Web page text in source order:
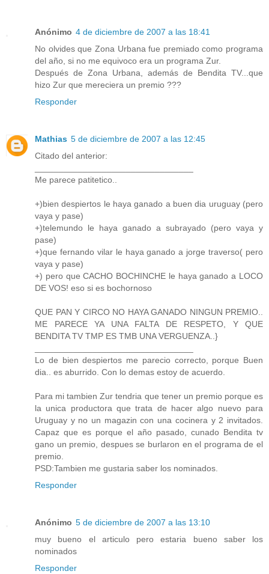
Anónimo 4 de diciembre de 2007 a las 18:41
No olvides que Zona Urbana fue premiado como programa
del año, si no me equivoco era un programa Zur.
Después de Zona Urbana, además de Bendita TV...que
hizo Zur que mereciera un premio ???
Responder
Mathias 5 de diciembre de 2007 a las 12:45
Citado del anterior:
Me parece patitetico..
+)bien despiertos le haya ganado a buen dia uruguay (pero
vaya y pase)
+)telemundo le haya ganado a subrayado (pero vaya y
pase)
+)que fernando vilar le haya ganado a jorge traverso( pero
vaya y pase)
+) pero que CACHO BOCHINCHE le haya ganado a LOCO
DE VOS! eso si es bochornoso
QUE PAN Y CIRCO NO HAYA GANADO NINGUN PREMIO..
ME PARECE YA UNA FALTA DE RESPETO, Y QUE
BENDITA TV TMP ES TMB UNA VERGUENZA..}
Lo de bien despiertos me parecio correcto, porque Buen
dia.. es aburrido. Con lo demas estoy de acuerdo.
Para mi tambien Zur tendria que tener un premio porque es
la unica productora que trata de hacer algo nuevo para
Uruguay y no un magazin con una cocinera y 2 invitados.
Capaz que es porque el año pasado, cunado Bendita tv
gano un premio, despues se burlaron en el programa de el
premio.
PSD:Tambien me gustaria saber los nominados.
Responder
Anónimo 5 de diciembre de 2007 a las 13:10
muy bueno el articulo pero estaria bueno saber los
nominados
Responder